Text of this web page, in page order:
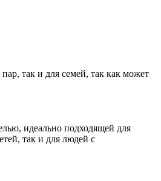
так и для семей, так как может
идеально подходящей для
так и для людей с